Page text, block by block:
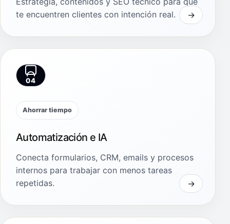
te encuentren clientes con intención real.
04
Ahorrar tiempo
Automatización e IA
Conecta formularios, CRM, emails y procesos
internos para trabajar con menos tareas
repetidas.